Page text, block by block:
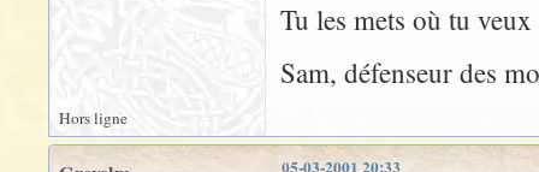
Tu les mets où tu
Sam, défenseur des
Hors ligne
05-03-2001 20:33